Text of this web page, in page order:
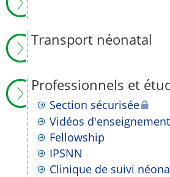
Transport néonatal
Professionnels et
Section sécurisée
Vidéos d'enseignement
Fellowship
IPSNN
Clinique de suivi